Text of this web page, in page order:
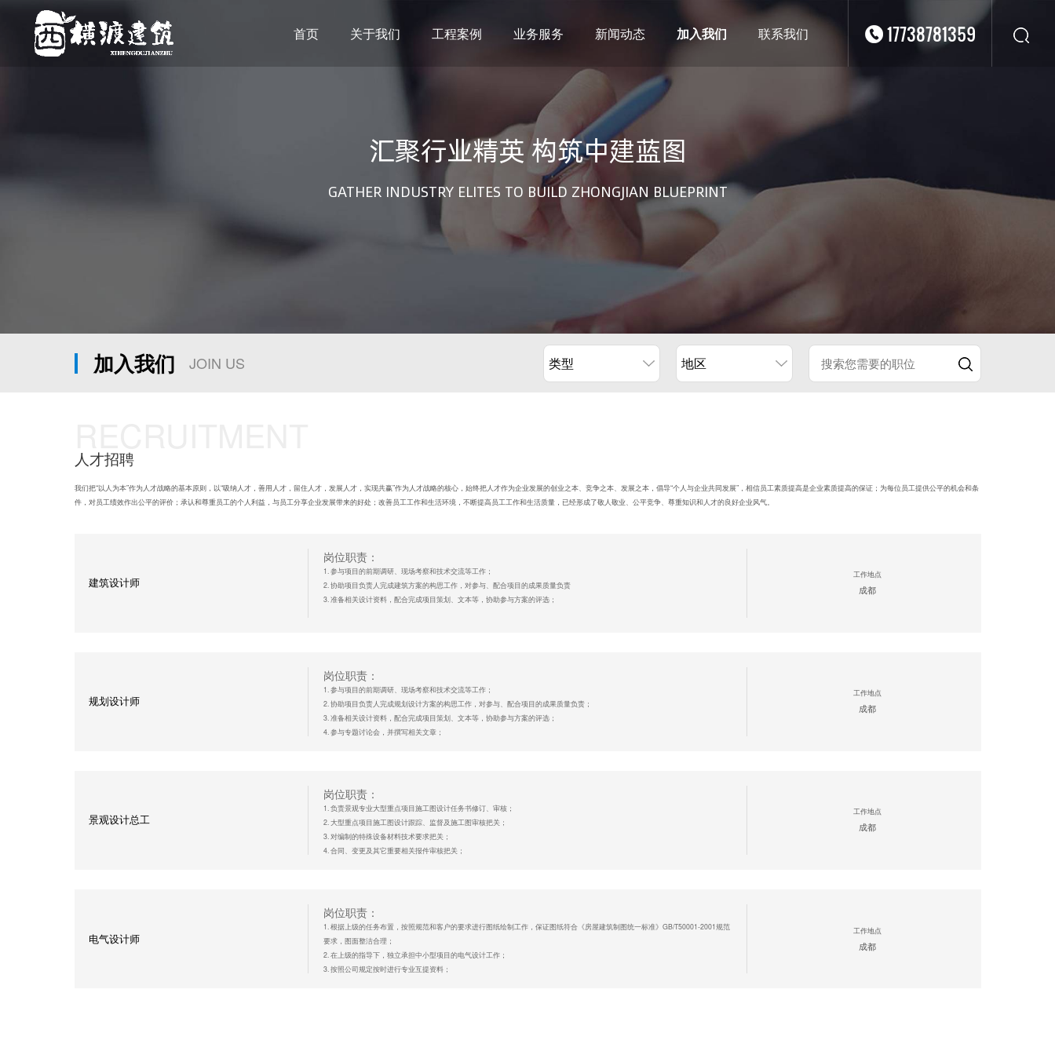
首页 关于我们 工程案例
市政设计
电力设计
农林设计
勘察资质
水利设计
风景园林
土地规划
城乡规划
工程测绘
工程咨询
工程造价
西南
西北
东南
业务服务 新闻动态 加入我们 联系我们 17738781359
汇聚行业精英 构筑中建蓝图
GATHER INDUSTRY ELITES TO BUILD ZHONGJIAN BLUEPRINT
加入我们 JOIN US 类型 地区
人才招聘
我们把“以人为本”作为人才战略的基本原则，以“吸纳人才，善用人才，留住人才，发展人才，实现共赢”作为人才战略的核心，始终把人才作为企业发展的创业之本、竞争之本、发展之本，倡导“个人与企业共同发展”，相信员工素质提高是企业素质提高的保证；为每位员工提供公平的机会和条
件，对员工绩效作出公平的评价；承认和尊重员工的个人利益，与员工分享企业发展带来的好处；改善员工工作和生活环境，不断提高员工工作和生活质量，已经形成了敬人敬业、公平竞争、尊重知识和人才的良好企业风气。
建筑设计师
岗位职责：
1. 参与项目的前期调研、现场考察和技术交流等工作；
2. 协助项目负责人完成建筑方案的构思工作，对参与、配合项目的成果质量负责
3. 准备相关设计资料，配合完成项目策划、文本等，协助参与方案的评选；
3. 能熟练使用AUTOCAD、PHOTOSHOP、OFFICE、SU 等相关软件；
4. 有良好的设计领悟力，具备手绘能力者优先；
5. 具备较好的方案表现能力和较强文字功底；
6. 具备良好的职业道德与团队合作精神，态度认真诚恳。
立即申请
工作地点
成都
规划设计师
岗位职责：
1. 参与项目的前期调研、现场考察和技术交流等工作；
2. 协助项目负责人完成规划设计方案的构思工作，对参与、配合项目的成果质量负责；
3. 准备相关设计资料，配合完成项目策划、文本等，协助参与方案的评选；
4. 参与专题讨论会，并撰写相关文章；
1. 城乡规划及相关专业本科及以上学历；城乡规划行业2 年以下工作经验，应届生优先；
2. 能熟练使用AUTOCAD、PHOTOSHOP、OFFICE、SU 等相关软件；
3. 有良好的设计领悟力，具备手绘能力者优先；
4. 具备较好的方案表现能力和较强文字功底；
5. 具备良好的职业道德与团队合作精神，敢于担当，能致力于城乡规划设计行业的长期发展。
工作地点
成都
景观设计总工
岗位职责：
1. 负责景观专业大型重点项目施工图设计任务书修订、审核；
2. 大型重点项目施工图设计跟踪、监督及施工图审核把关；
3. 对编制的特殊设备材料技术要求把关；
4. 合同、变更及其它重要相关报件审核把关；
8.协助其它部门外协专业公司。
任职资格：
1. 风景园林或景观专业本科以上学历,10年以上专业工作经验，有高级职称者优先；
2. 景观项目经验丰富, 优秀的方案设计能力、良好的艺术素养与审美能力；
工作地点
成都
电气设计师
岗位职责：
1. 根据上级的任务布置，按照规范和客户的要求进行图纸绘制工作，保证图纸符合《房屋建筑制图统一标准》GB/T50001-2001规范
要求，图面整洁合理；
2. 在上级的指导下，独立承担中小型项目的电气设计工作；
3. 按照公司规定按时进行专业互提资料；
工作地点
成都